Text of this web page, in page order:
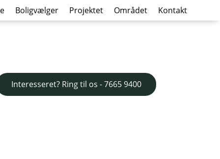
Boligvælger Projektet Området Kontakt
Interesseret? Ring til os - 7665 9400